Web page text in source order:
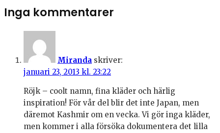
Inga kommentarer
Miranda skriver:
januari 23, 2013 kl. 23:22
Röjk – coolt namn, fina kläder och härlig
inspiration! För vår del blir det inte Japan, men
däremot Kashmir om en vecka. Vi gör inga kläder,
men kommer i alla försöka dokumentera det lilla